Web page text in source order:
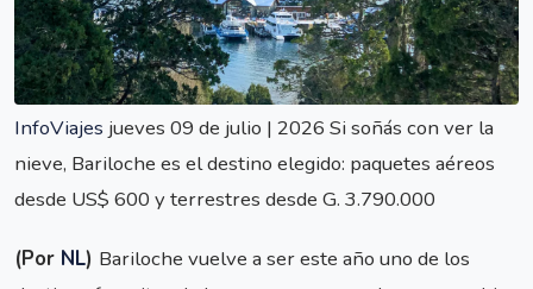
InfoViajes jueves 09 de julio | 2026 Si soñás con ver la
nieve, Bariloche es el destino elegido: paquetes aéreos
desde US$ 600 y terrestres desde G. 3.790.000
(Por NL) Bariloche vuelve a ser este año uno de los